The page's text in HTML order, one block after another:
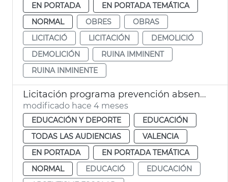
EN PORTADA
EN PORTADA TEMÁTICA
NORMAL
OBRES
OBRAS
LICITACIÓ
LICITACIÓN
DEMOLICIÓ
DEMOLICIÓN
RUINA IMMINENT
RUINA INMINENTE
Licitación programa prevención absentismo escolar Ayuntamiento València
modificado hace 4 meses
EDUCACIÓN Y DEPORTE
EDUCACIÓN
TODAS LAS AUDIENCIAS
VALENCIA
EN PORTADA
EN PORTADA TEMÁTICA
NORMAL
EDUCACIÓ
EDUCACIÓN